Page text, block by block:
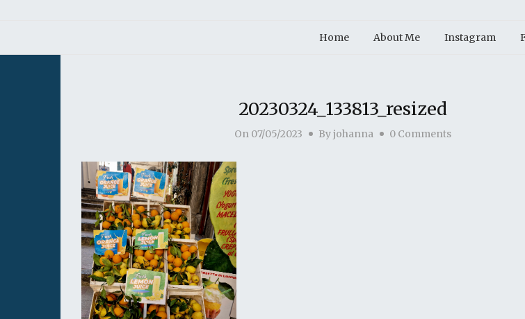
Home About Me Instagram
20230324_133813_resized
On 07/05/2023 Byjohanna 0 Comments